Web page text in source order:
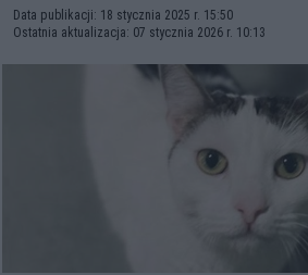
Data publikacji: 18 stycznia 2025 r. 15:50
Ostatnia aktualizacja: 07 stycznia 2026 r. 10:13